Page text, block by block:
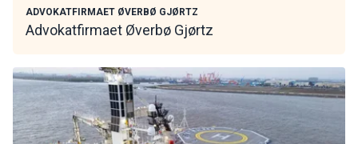
ADVOKATFIRMAET ØVERBØ GJØRTZ
Advokatfirmaet Øverbø Gjørtz